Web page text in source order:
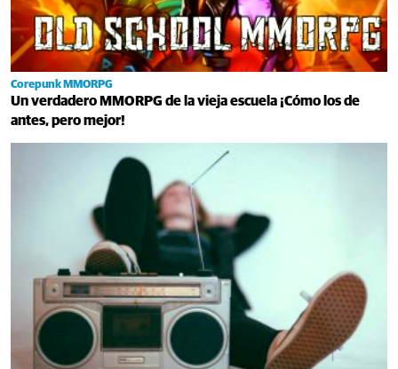
Corepunk MMORPG
Un verdadero MMORPG de la vieja escuela ¡Cómo los de
antes, pero mejor!